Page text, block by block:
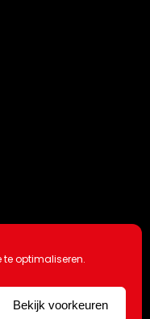
te optimaliseren.
Bekijk voorkeuren